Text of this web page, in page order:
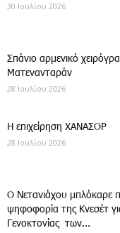
30 Ιουλίου 2026
Σπάνιο αρμενικό
Ματενανταράν
28 Ιουλίου 2026
Η επιχείρηση ΧΑΝΑΣΟΡ
28 Ιουλίου 2026
Ο Νετανιάχου μπλόκαρε
ψηφοφορία της Κνεσέτ
Γενοκτονίας των...